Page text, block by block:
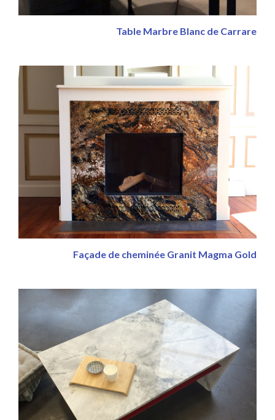
Table Marbre Blanc de Carrare
Façade de cheminée Granit Magma Gold